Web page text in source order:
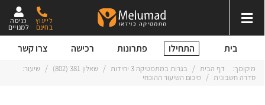
כניסה
למנויים
לייעוץ
בחינם
בית התחילו פתרונות רכישה צרו קשר
מיקומך: דף הבית / בגרות במתמטיקה 3 יחידות / שאלון 381 (802) / שיעור:
סדרה חשבונית / סיכום השיעור ההוכחי